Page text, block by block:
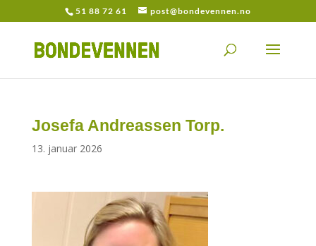
51 88 72 61 post@bondevennen.no
Josefa Andreassen Torp.
13. januar 2026